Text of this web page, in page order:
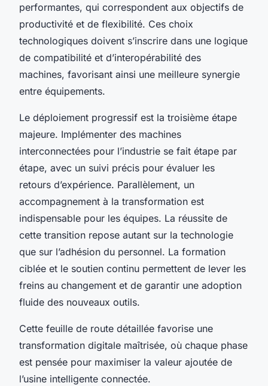
performantes, qui correspondent aux objectifs de
productivité et de flexibilité. Ces choix
technologiques doivent s’inscrire dans une logique
de compatibilité et d’interopérabilité des
machines, favorisant ainsi une meilleure synergie
entre équipements.
Le déploiement progressif est la troisième étape
majeure. Implémenter des machines
interconnectées pour l’industrie se fait étape par
étape, avec un suivi précis pour évaluer les
retours d’expérience. Parallèlement, un
accompagnement à la transformation est
indispensable pour les équipes. La réussite de
cette transition repose autant sur la technologie
que sur l’adhésion du personnel. La formation
ciblée et le soutien continu permettent de lever les
freins au changement et de garantir une adoption
fluide des nouveaux outils.
Cette feuille de route détaillée favorise une
transformation digitale maîtrisée, où chaque phase
est pensée pour maximiser la valeur ajoutée de
l’usine intelligente connectée.